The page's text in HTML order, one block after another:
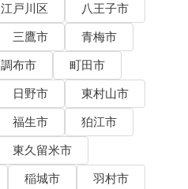
江戸川区
八王子市
三鷹市
青梅市
調布市
町田市
日野市
東村山市
福生市
狛江市
東久留米市
稲城市
羽村市